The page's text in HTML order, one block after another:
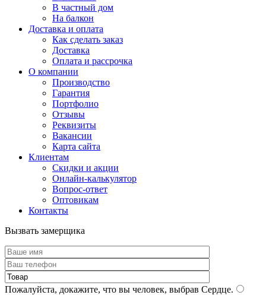
В частный дом
На балкон
Доставка и оплата
Как сделать заказ
Доставка
Оплата и рассрочка
О компании
Производство
Гарантия
Портфолио
Отзывы
Реквизиты
Вакансии
Карта сайта
Клиентам
Скидки и акции
Онлайн-калькулятор
Вопрос-ответ
Оптовикам
Контакты
Вызвать замерщика
Пожалуйста, докажите, что вы человек, выбрав Сердце.